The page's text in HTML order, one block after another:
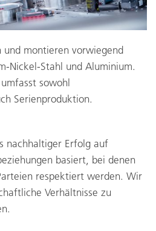
montieren vorwiegend
Nickel-Stahl und Aluminium.
sowohl
Serienproduktion.
nachhaltiger Erfolg auf
basiert, bei denen
respektiert werden. Wir
Verhältnisse zu